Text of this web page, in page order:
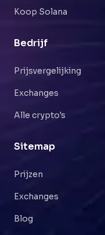
Koop Solana
Bedrijf
Prijsvergelijking
Exchanges
Alle crypto's
Sitemap
Prijzen
Exchanges
Blog